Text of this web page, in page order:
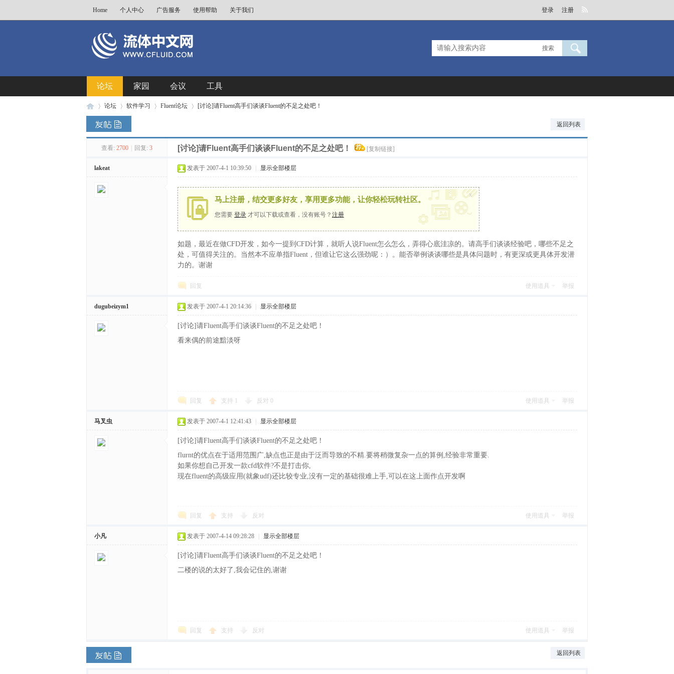
Home 个人中心 广告服务 使用帮助 关于我们 登录 注册
搜索
论坛 家园 会议 工具
论坛
›
软件学习
›
Fluent论坛
›
[讨论]请Fluent高手们谈谈Fluent的不足之处吧！
返回列表
查看: 2700 回复: 3 [讨论]请Fluent高手们谈谈Fluent的不足之处吧！ [复制链接]
lakeat 发表于 2007-4-1 10:39:50 显示全部楼层
马上注册，结交更多好友，享用更多功能，让你轻松玩转社区。
您需要 登录 才可以下载或查看，没有账号？ 注册
x
如题，最近在做CFD开发，如今一提到CFD计算，就听人说Fluent怎么怎么，弄得心底洼凉的。请高手们谈谈经验吧，哪些不足之
处，可值得关注的。当然本不应单指Fluent，但谁让它这么强劲呢：）。能否举例谈谈哪些是具体问题时，有更深或更具体开发潜
力的。谢谢
回复 使用道具 举报
dugubeizym1 发表于 2007-4-1 20:14:36 显示全部楼层
[讨论]请Fluent高手们谈谈Fluent的不足之处吧！
看来偶的前途黯淡呀
回复 支持 反对 0 使用道具 举报
马叉虫 发表于 2007-4-1 12:41:43 显示全部楼层
[讨论]请Fluent高手们谈谈Fluent的不足之处吧！
flurnt的优点在于适用范围广,缺点也正是由于泛而导致的不精.要将稍微复杂一点的算例,经验非常重要.
如果你想自己开发一款cfd软件?不是打击你,
现在fluent的高级应用(就象udf)还比较专业,没有一定的基础很难上手,可以在这上面作点开发啊
回复 支持 反对 使用道具 举报
小凡 发表于 2007-4-14 09:28:28 显示全部楼层
[讨论]请Fluent高手们谈谈Fluent的不足之处吧！
二楼的说的太好了,我会记住的,谢谢
回复 支持 反对 使用道具 举报
返回列表